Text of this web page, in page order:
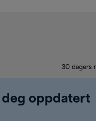
30 dagers
deg oppdatert